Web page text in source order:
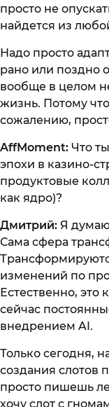
просто не
найдется из
Надо просто
рано или поздно
вообще в целом
жизнь. Потому
сожалению,
AffMoment: Что
эпохи в казино-
продуктовые
как ядро)?
Дмитрий: Я
Сама сфера
изменений по
Естественно, это
сейчас
внедрением AI.
Только сегодня,
создания слотов
просто пишешь
хочу слот с